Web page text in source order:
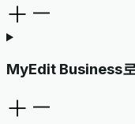
MyEdit Business